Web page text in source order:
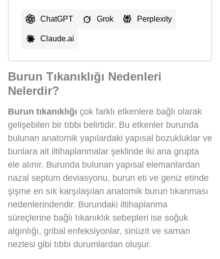
ChatGPT Grok Perplexity
Claude.ai
Burun Tıkanıklığı Nedenleri
Nelerdir?
Burun tıkanıklığı çok farklı etkenlere bağlı olarak
gelişebilen bir tıbbi belirtidir. Bu etkenler burunda
bulunan anatomik yapılardaki yapısal bozukluklar ve
bunlara ait iltihaplanmalar şeklinde iki ana grupta
ele alınır. Burunda bulunan yapısal elemanlardan
nazal septum deviasyonu, burun eti ve geniz etinde
şişme en sık karşılaşılan anatomik burun tıkanması
nedenlerindendir. Burundaki iltihaplanma
süreçlerine bağlı tıkanıklık sebepleri ise soğuk
algınlığı, gribal enfeksiyonlar, sinüzit ve saman
nezlesi gibi tıbbi durumlardan oluşur.